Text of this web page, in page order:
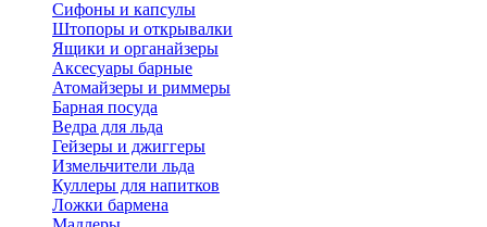
Сифоны и капсулы
Штопоры и открывалки
Ящики и органайзеры
Аксесуары барные
Атомайзеры и риммеры
Барная посуда
Ведра для льда
Гейзеры и джиггеры
Измельчители льда
Куллеры для напитков
Ложки бармена